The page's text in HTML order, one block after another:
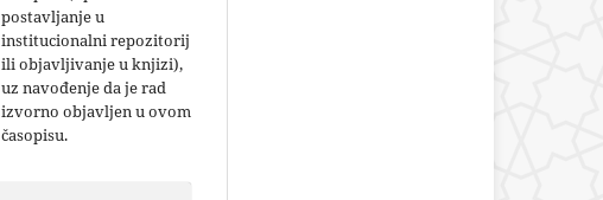
postavljanje u
institucionalni repozitorij
ili objavljivanje u knjizi),
uz navođenje da je rad
izvorno objavljen u ovom
časopisu.